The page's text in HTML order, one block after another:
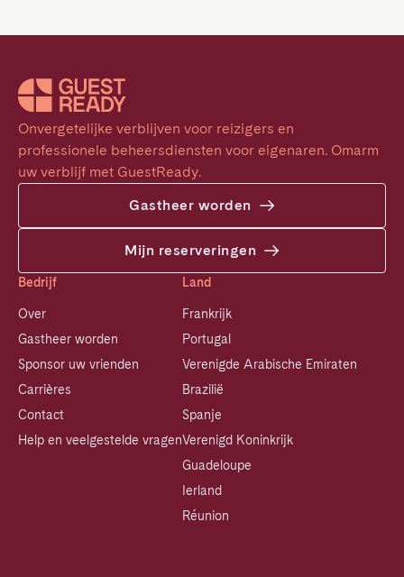
Onvergetelijke verblijven voor reizigers en
professionele beheersdiensten voor eigenaren. Omarm
uw verblijf met GuestReady.
Gastheer worden
Mijn reserveringen
Bedrijf
Over
Gastheer worden
Sponsor uw vrienden
Carrières
Contact
Help en veelgestelde vragen
Land
Frankrijk
Portugal
Verenigde Arabische Emiraten
Brazilië
Spanje
Verenigd Koninkrijk
Guadeloupe
Ierland
Réunion